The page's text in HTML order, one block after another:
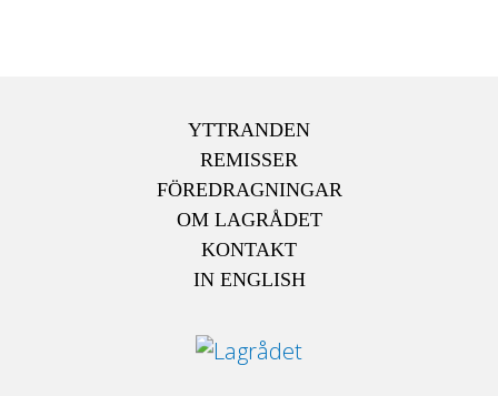
YTTRANDEN
REMISSER
FÖREDRAGNINGAR
OM LAGRÅDET
KONTAKT
IN ENGLISH